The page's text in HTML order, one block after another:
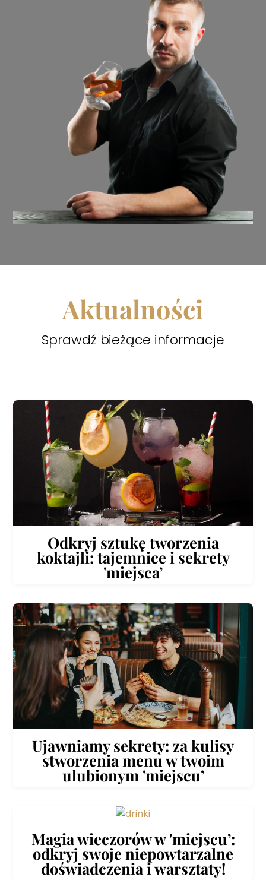
Aktualności
Sprawdź bieżące informacje
Odkryj sztukę tworzenia
koktajli: tajemnice i sekrety
'miejsca’
Ujawniamy sekrety: za kulisy
stworzenia menu w twoim
ulubionym 'miejscu’
Magia wieczorów w 'miejscu’:
odkryj swoje niepowtarzalne
doświadczenia i warsztaty!